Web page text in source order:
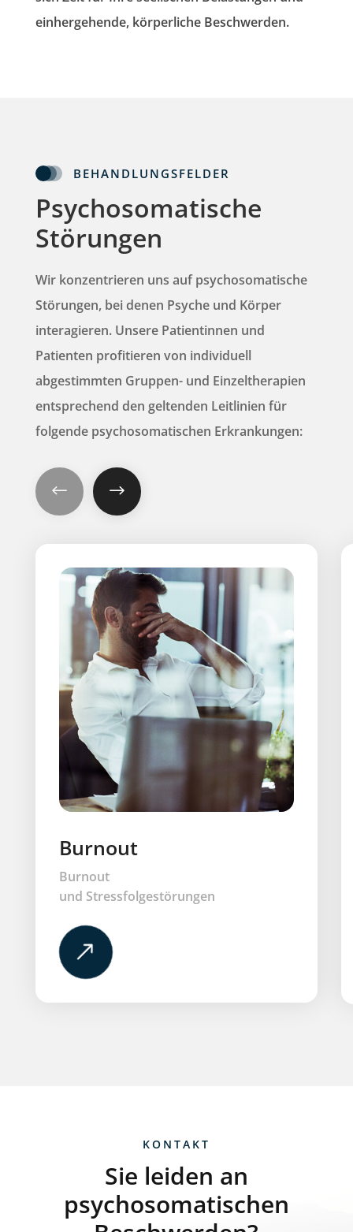
einhergehende, körperliche Beschwerden.
BEHANDLUNGSFELDER
Psychosomatische
Störungen
Wir konzentrieren uns auf psychosomatische
Störungen, bei denen Psyche und Körper
interagieren. Unsere Patientinnen und
Patienten profitieren von individuell
abgestimmten Gruppen- und Einzeltherapien
entsprechend den geltenden Leitlinien für
folgende psychosomatischen Erkrankungen:
# $
Burnout
Burnout
und Stressfolgestörungen
$
KONTAKT
Sie leiden an
psychosomatischen